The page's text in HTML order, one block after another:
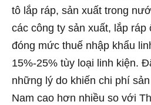
tô lắp ráp, sản xuất trong
các công ty sản xuất, lắp ráp
đóng mức thuế nhập khẩu
15%-25% tùy loại linh kiện.
những lý do khiến chi phí
Nam cao hơn nhiều so với